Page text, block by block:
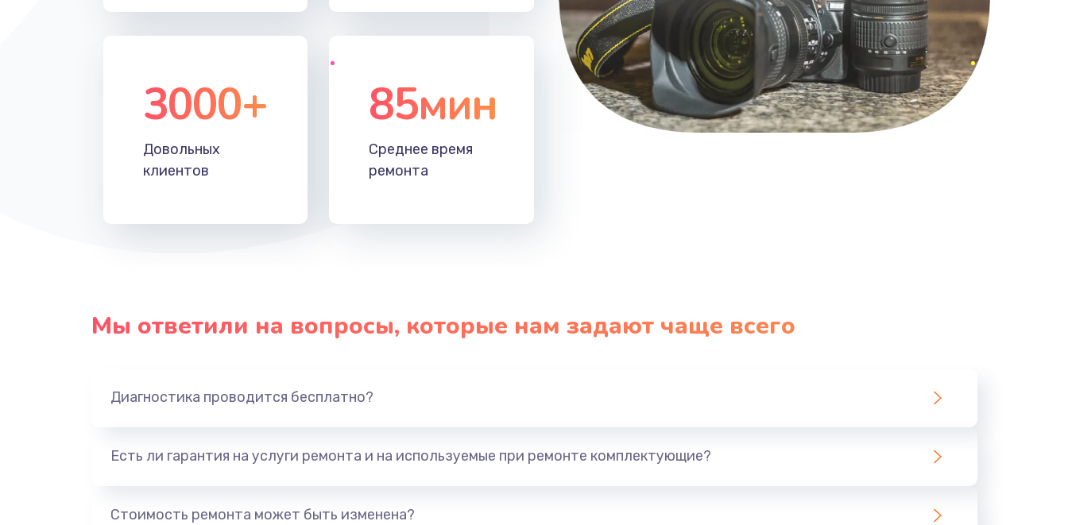
3000+
Довольных
клиентов
85мин
Среднее время
ремонта
Мы ответили на вопросы, которые нам задают чаще всего
Диагностика проводится бесплатно?
Есть ли гарантия на услуги ремонта и на используемые при ремонте комплектующие?
Стоимость ремонта может быть изменена?